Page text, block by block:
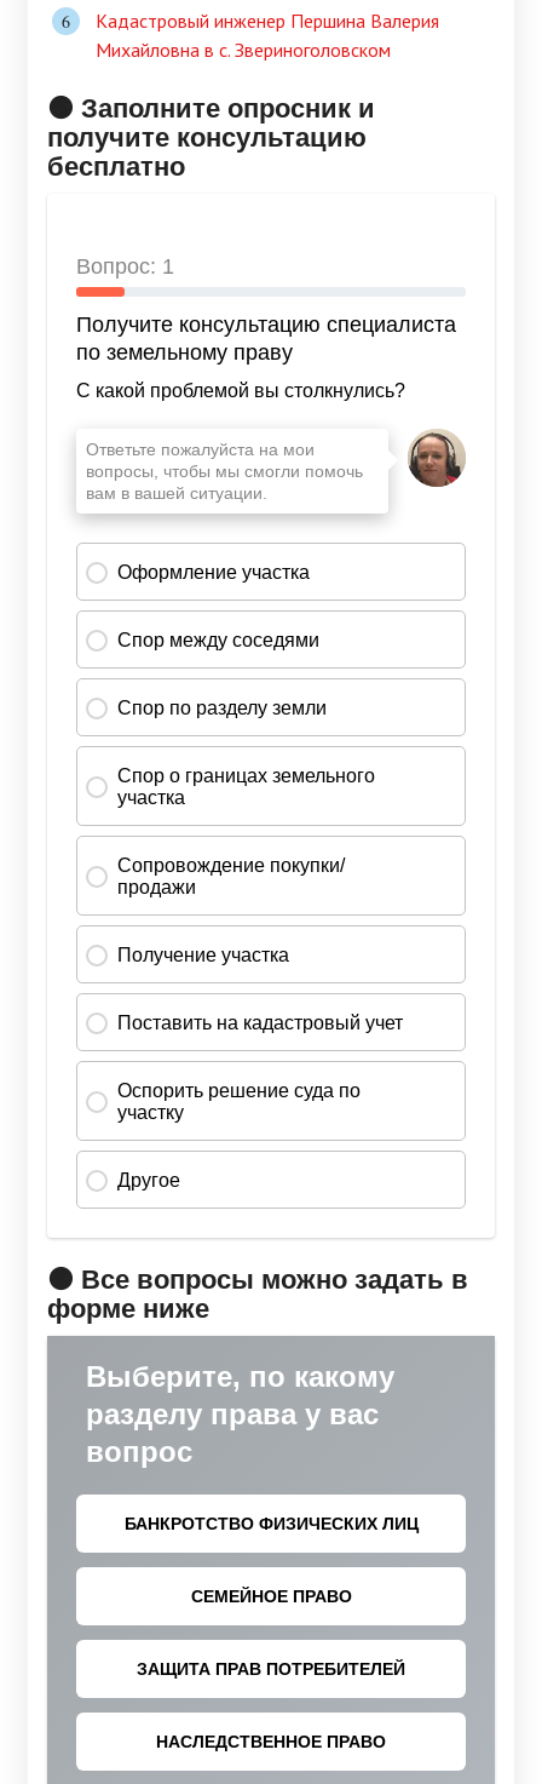
Кадастровый инженер Першина Валерия
Михайловна в c. Звериноголовском
🟠 Заполните опросник и
получите консультацию
бесплатно
🟠 Все вопросы можно задать в
форме ниже